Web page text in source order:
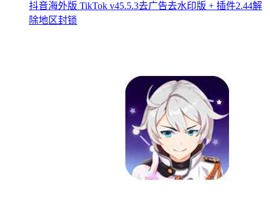
抖音海外版 TikTok v45.5.3去广告去水印版 + 插件2.44解
除地区封锁